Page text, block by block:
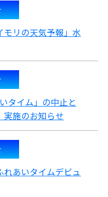
モリの天気予報」水
タイム」の中止と
実施のお知らせ
あいタイムデビュ